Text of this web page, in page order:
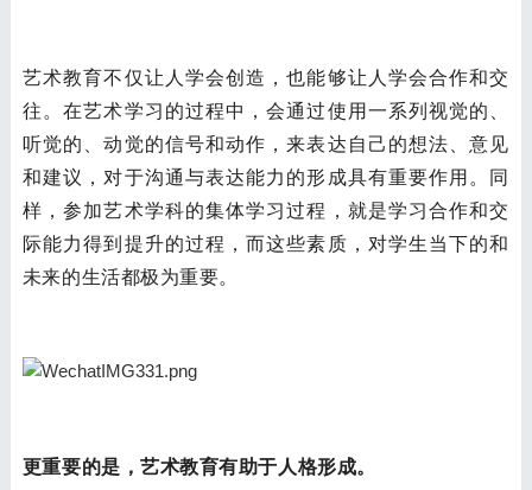
艺术教育不仅让人学会创造，也能够让人学会合作和交
往。在艺术学习的过程中，会通过使用一系列视觉的、
听觉的、动觉的信号和动作，来表达自己的想法、意见
和建议，对于沟通与表达能力的形成具有重要作用。同
样，参加艺术学科的集体学习过程，就是学习合作和交
际能力得到提升的过程，而这些素质，对学生当下的和
未来的生活都极为重要。
更重要的是，艺术教育有助于人格形成。